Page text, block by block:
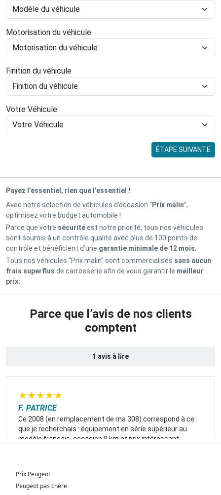
Motorisation du véhicule
Finition du véhicule
Votre Véhicule
ÉTAPE SUIVANTE
Payez l'essentiel, rien que l’essentiel !
Avec notre sélection de véhicules d’occasion “Prix malin”,
optimisez votre budget automobile !
Parce que votre sécuritéest notre priorité, tous nos véhicules
sont soumis à un contrôle qualité avec plus de 100 points de
contrôle et bénéficient d’une garantie minimale de 12 mois
Tous nos véhicules “Prix malin” sont commercialisés sans aucun
frais superflus de carrosserie afin de vous garantir le meilleur
prix.
Parce que l’avis de nos clients
comptent
1 avis à lire
★★★★★
F. PATRICE
Ce 2008 (en remplacement de ma 308) correspond à ce
que je recherchais : équipement en série supérieur au
modèle français, occasion 0 km et prix intéressant.
Prix Peugeot
Peugeot pas chère